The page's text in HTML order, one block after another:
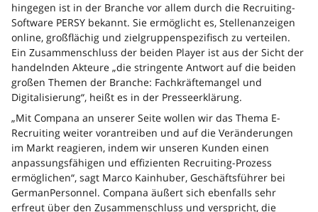
hingegen ist in der Branche vor allem durch die Recruiting-
Software PERSY bekannt. Sie ermöglicht es, Stellenanzeigen
online, großflächig und zielgruppenspezifisch zu verteilen.
Ein Zusammenschluss der beiden Player ist aus der Sicht der
handelnden Akteure „die stringente Antwort auf die beiden
großen Themen der Branche: Fachkräftemangel und
Digitalisierung“, heißt es in der Presseerklärung.
„Mit Compana an unserer Seite wollen wir das Thema E-
Recruiting weiter vorantreiben und auf die Veränderungen
im Markt reagieren, indem wir unseren Kunden einen
anpassungsfähigen und effizienten Recruiting-Prozess
ermöglichen“, sagt Marco Kainhuber, Geschäftsführer bei
GermanPersonnel. Compana äußert sich ebenfalls sehr
erfreut über den Zusammenschluss und verspricht, die